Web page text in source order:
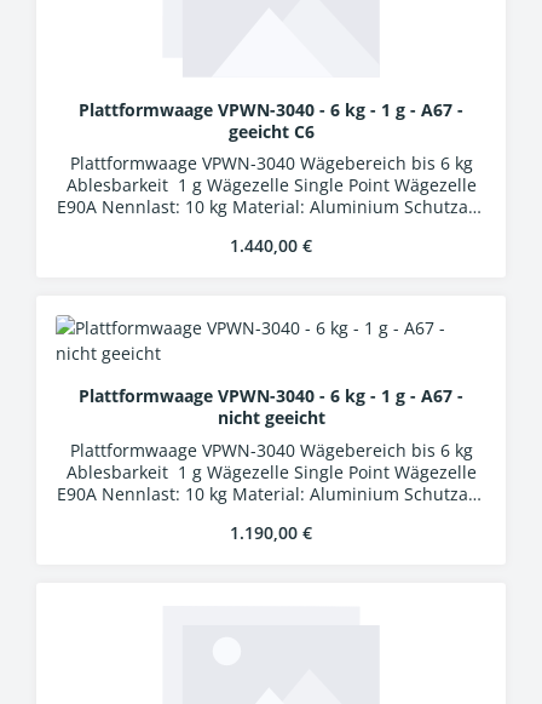
Plattformwaage VPWN-3040 - 6 kg - 1 g - A67 -
geeicht C6
Plattformwaage VPWN-3040 Wägebereich bis 6 kg
Ablesbarkeit 1 g Wägezelle Single Point Wägezelle
E90A Nennlast: 10 kg Material: Aluminium Schutzart:
Schutzart IP54 LCD-Display, Ziffernhöhe 25 mm 24
Regulärer Preis:
1.440,00 €
Plattformwaage VPWN-3040 - 6 kg - 1 g - A67 -
nicht geeicht
Plattformwaage VPWN-3040 Wägebereich bis 6 kg
Ablesbarkeit 1 g Wägezelle Single Point Wägezelle
E90A Nennlast: 10 kg Material: Aluminium Schutzart:
Schutzart IP54 LCD-Display, Ziffernhöhe 25 mm 24
Regulärer Preis:
1.190,00 €